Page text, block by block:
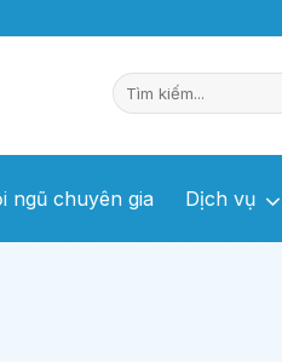
ngũ chuyên gia Dịch vụ